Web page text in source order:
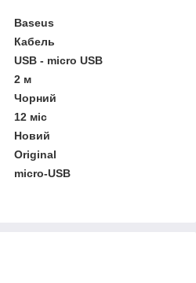
Baseus
Кабель
USB - micro USB
2 м
Чорний
12 міс
Новий
Original
micro-USB